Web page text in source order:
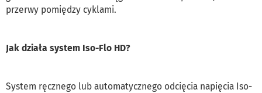
przerwy pomiędzy cyklami.
Jak działa system Iso-Flo HD?
System ręcznego lub automatycznego odcięcia napięcia Iso-